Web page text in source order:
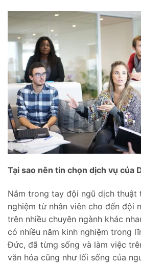
Tại sao nên tin chọn dịch vụ của
Nắm trong tay đội ngũ dịch thuật
nghiệm từ nhân viên cho đến đội
trên nhiều chuyên ngành khác
có nhiều năm kinh nghiệm trong
Đức, đã từng sống và làm việc
văn hóa cũng như lối sống của